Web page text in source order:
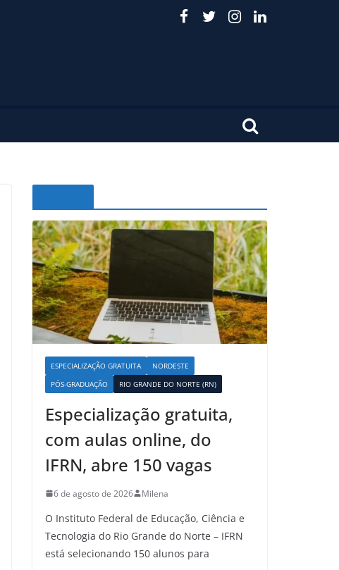
ESPECIALIZAÇÃO GRATUITA
NORDESTE
PÓS-GRADUAÇÃO
RIO GRANDE DO NORTE (RN)
Especialização gratuita,
com aulas online, do
IFRN, abre 150 vagas
6 de agosto de 2026 Milena
O Instituto Federal de Educação, Ciência e
Tecnologia do Rio Grande do Norte – IFRN
está selecionando 150 alunos para